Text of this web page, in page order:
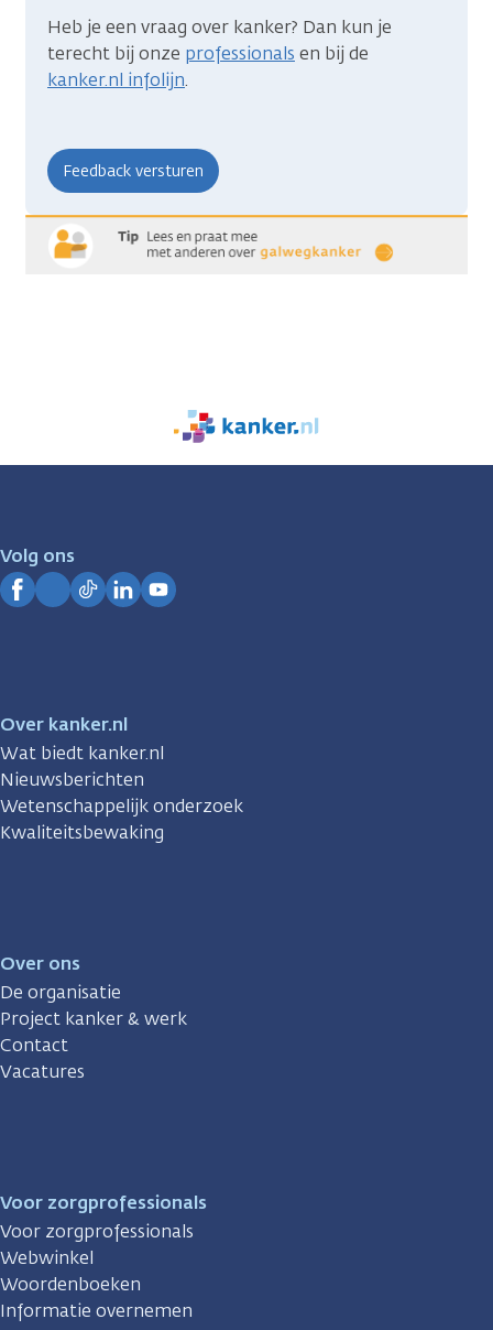
Heb je een vraag over kanker? Dan kun je
terecht bij onze professionals en bij de
kanker.nl infolijn.
We
zijn
Volg ons
Over kanker.nl
Wat biedt kanker.nl
Nieuwsberichten
Wetenschappelijk onderzoek
Kwaliteitsbewaking
Over ons
De organisatie
Project kanker & werk
Contact
Vacatures
Voor zorgprofessionals
Voor zorgprofessionals
Webwinkel
Woordenboeken
Informatie overnemen